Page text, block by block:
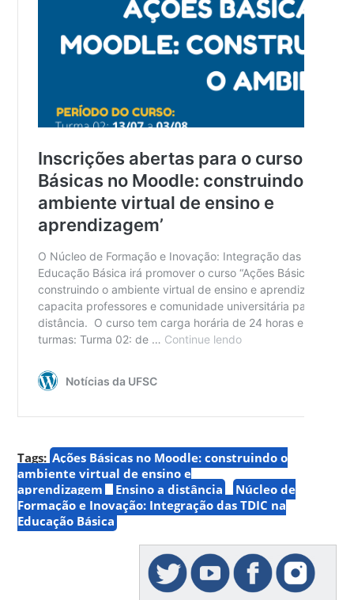
Tags: Ações Básicas no Moodle: construindo o
ambiente virtual de ensino e
aprendizagem
Ensino a distância
Núcleo de
Formação e Inovação: Integração das TDIC na
Educação Básica